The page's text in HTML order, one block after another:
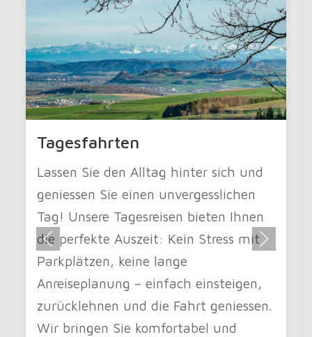
Tagesfahrten
Lassen Sie den Alltag hinter sich und
geniessen Sie einen unvergesslichen
Tag! Unsere Tagesreisen bieten Ihnen
die perfekte Auszeit: Kein Stress mit
Parkplätzen, keine lange
Anreiseplanung – einfach einsteigen,
zurücklehnen und die Fahrt geniessen.
Wir bringen Sie komfortabel und